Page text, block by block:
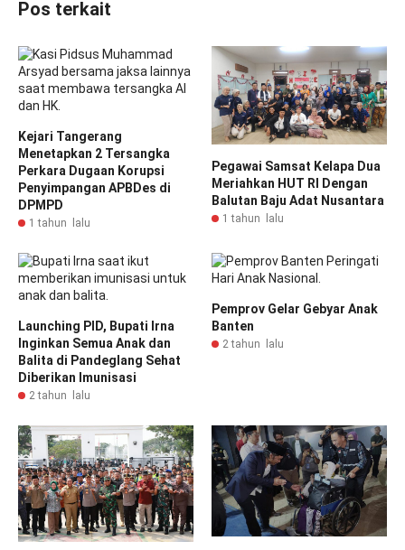
Pos terkait
Kejari Tangerang
Menetapkan 2 Tersangka
Perkara Dugaan Korupsi
Penyimpangan APBDes di
DPMPD
1 tahun lalu
Pegawai Samsat Kelapa Dua
Meriahkan HUT RI Dengan
Balutan Baju Adat Nusantara
1 tahun lalu
Launching PID, Bupati Irna
Inginkan Semua Anak dan
Balita di Pandeglang Sehat
Diberikan Imunisasi
2 tahun lalu
Pemprov Gelar Gebyar Anak
Banten
2 tahun lalu